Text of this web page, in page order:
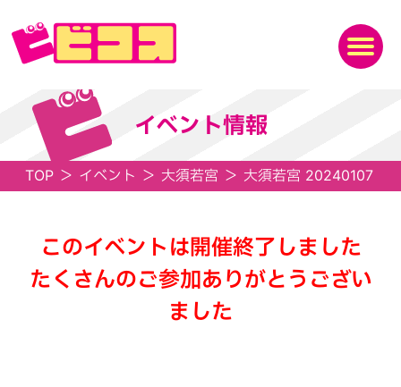
イベント情報
TOP ＞ イベント ＞ 大須若宮 ＞ 大須若宮 20240107
このイベントは開催終了しました
たくさんのご参加ありがとうござい
ました